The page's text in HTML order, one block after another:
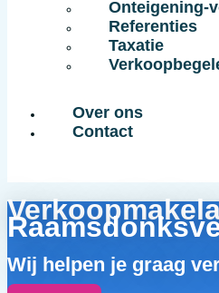
Onteigening-
Referenties
Taxatie
Over ons
Contact
Wij helpen je graag